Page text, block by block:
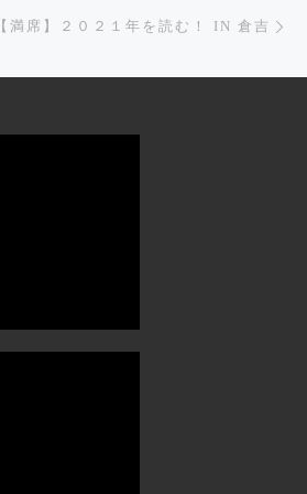
【満席】２０２１年を読む！ IN 倉吉